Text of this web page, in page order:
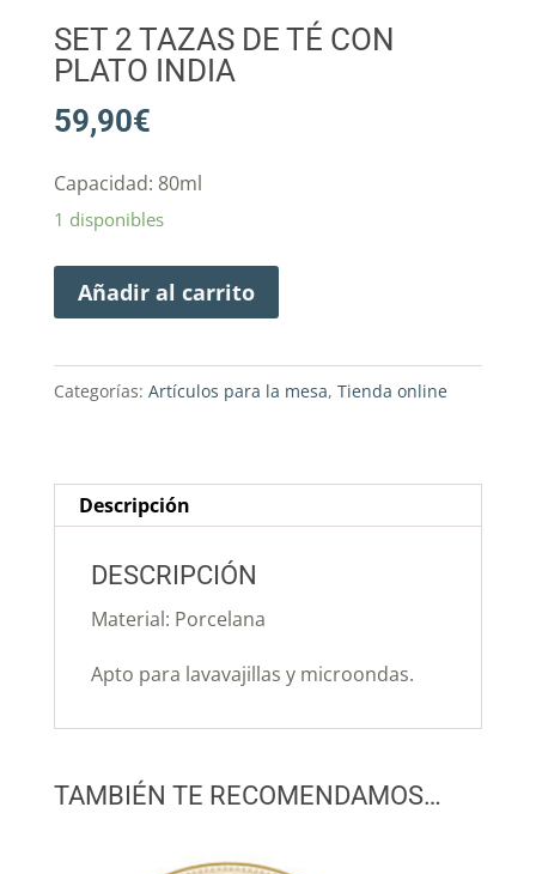
SET 2 TAZAS DE TÉ CON
PLATO INDIA
59,90€
Capacidad: 80ml
1 disponibles
Añadir al carrito
Categorías: Artículos para la mesa, Tienda online
Descripción
DESCRIPCIÓN
Material: Porcelana
Apto para lavavajillas y microondas.
TAMBIÉN TE RECOMENDAMOS…